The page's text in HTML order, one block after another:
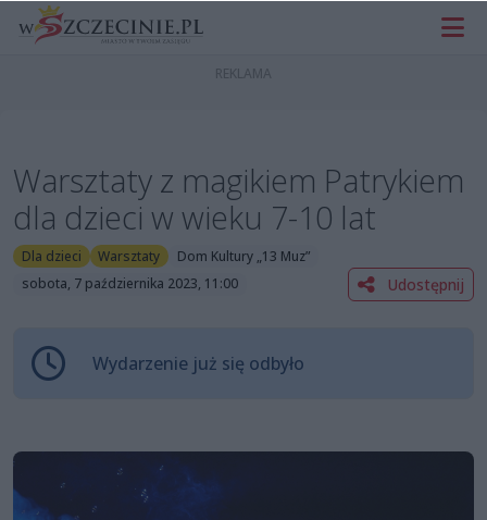
Warsztaty z magikiem Patrykiem
dla dzieci w wieku 7-10 lat
Dla dzieci Warsztaty
Dom Kultury „13 Muz”
sobota, 7 października 2023, 11:00
Udostępnij
Wydarzenie już się odbyło